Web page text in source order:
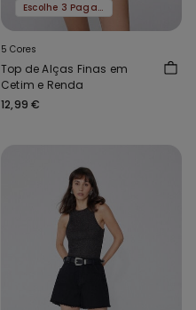
Escolhe 3 Paga 2
5 Cores
Top de Alças Finas em
Cetim e Renda
12,99 €